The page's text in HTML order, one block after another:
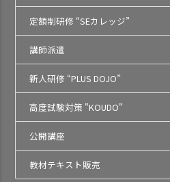
定額制研修 “SEカレッジ”
講師派遣
新人研修 “PLUS DOJO”
高度試験対策 "KOUDO"
公開講座
教材テキスト販売